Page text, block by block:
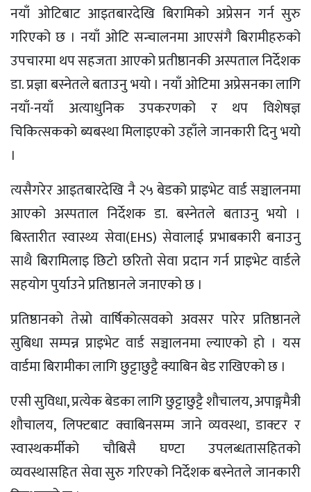
नयाँ ओटिबाट आइतबारदेखि बिरामिको अप्रेसन गर्न सुरु
गरिएको छ । नयाँ ओटि सन्चालनमा आएसंगै बिरामीहरुको
उपचारमा थप सहजता आएको प्रतीष्ठानकी अस्पताल निर्देशक
डा. प्रज्ञा बस्नेतले बताउनु भयो । नयाँ ओटिमा अप्रेसनका लागि
नयाँ-नयाँ अत्याधुनिक उपकरणको र थप विशेषज्ञ
चिकित्सकको ब्यबस्था मिलाइएको उहाँले जानकारी दिनु भयो
।
त्यसैगरेर आइतबारदेखि नै २५ बेडको प्राइभेट वार्ड सञ्चालनमा
आएको अस्पताल निर्देशक डा. बस्नेतले बताउनु भयो ।
बिस्तारीत स्वास्थ्य सेवा(EHS) सेवालाई प्रभाबकारी बनाउनु
साथै बिरामिलाइ छिटाे छरितो सेवा प्रदान गर्न प्राइभेट वार्डले
सहयोग पुर्याउने प्रतिष्ठानले जनाएको छ ।
प्रतिष्ठानको तेस्रो वार्षिकोत्सवको अवसर पारेर प्रतिष्ठानले
सुबिधा सम्पन्न प्राइभेट वार्ड सञ्चालनमा ल्याएको हो । यस
वार्डमा बिरामीका लागि छुट्टाछुट्टै क्याबिन बेड राखिएको छ ।
एसी सुविधा, प्रत्येक बेडका लागि छुट्टाछुट्टै शौचालय, अपाङ्गमैत्री
शौचालय, लिफ्टबाट क्वाबिनसम्म जाने व्यवस्था, डाक्टर र
स्वास्थकर्मीको चाैबिसै घण्टा उपलब्धतासहितको
व्यवस्थासहित सेवा सुरु गरिएको निर्देशक बस्नेतले जानकारी